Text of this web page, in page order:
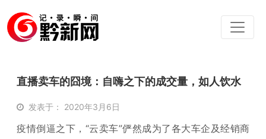
直播卖车的囧境：自嗨之下的成交量，如人饮水
发表于： 2020年3月6日
疫情倒逼之下，“云卖车”俨然成为了各大车企及经销商